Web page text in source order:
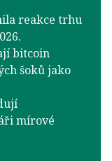
reakce trhu
bitcoin
šoků jako
mírové